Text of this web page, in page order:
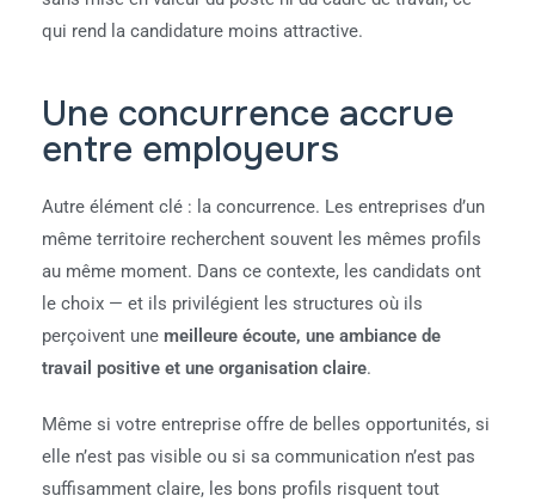
qui rend la candidature moins attractive.
Une concurrence accrue
entre employeurs
Autre élément clé : la concurrence. Les entreprises d’un
même territoire recherchent souvent les mêmes profils
au même moment. Dans ce contexte, les candidats ont
le choix — et ils privilégient les structures où ils
perçoivent une meilleure écoute, une ambiance de
travail positive et une organisation claire.
Même si votre entreprise offre de belles opportunités, si
elle n’est pas visible ou si sa communication n’est pas
suffisamment claire, les bons profils risquent tout